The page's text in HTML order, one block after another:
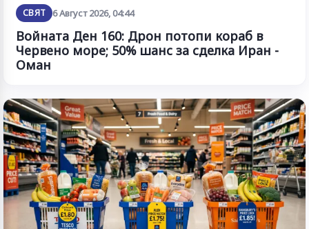
СВЯТ 6 Август 2026, 04:44
Войната Ден 160: Дрон потопи кораб в
Червено море; 50% шанс за сделка Иран -
Оман